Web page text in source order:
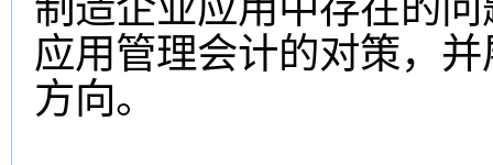
应用管理会计的对策，
方向。